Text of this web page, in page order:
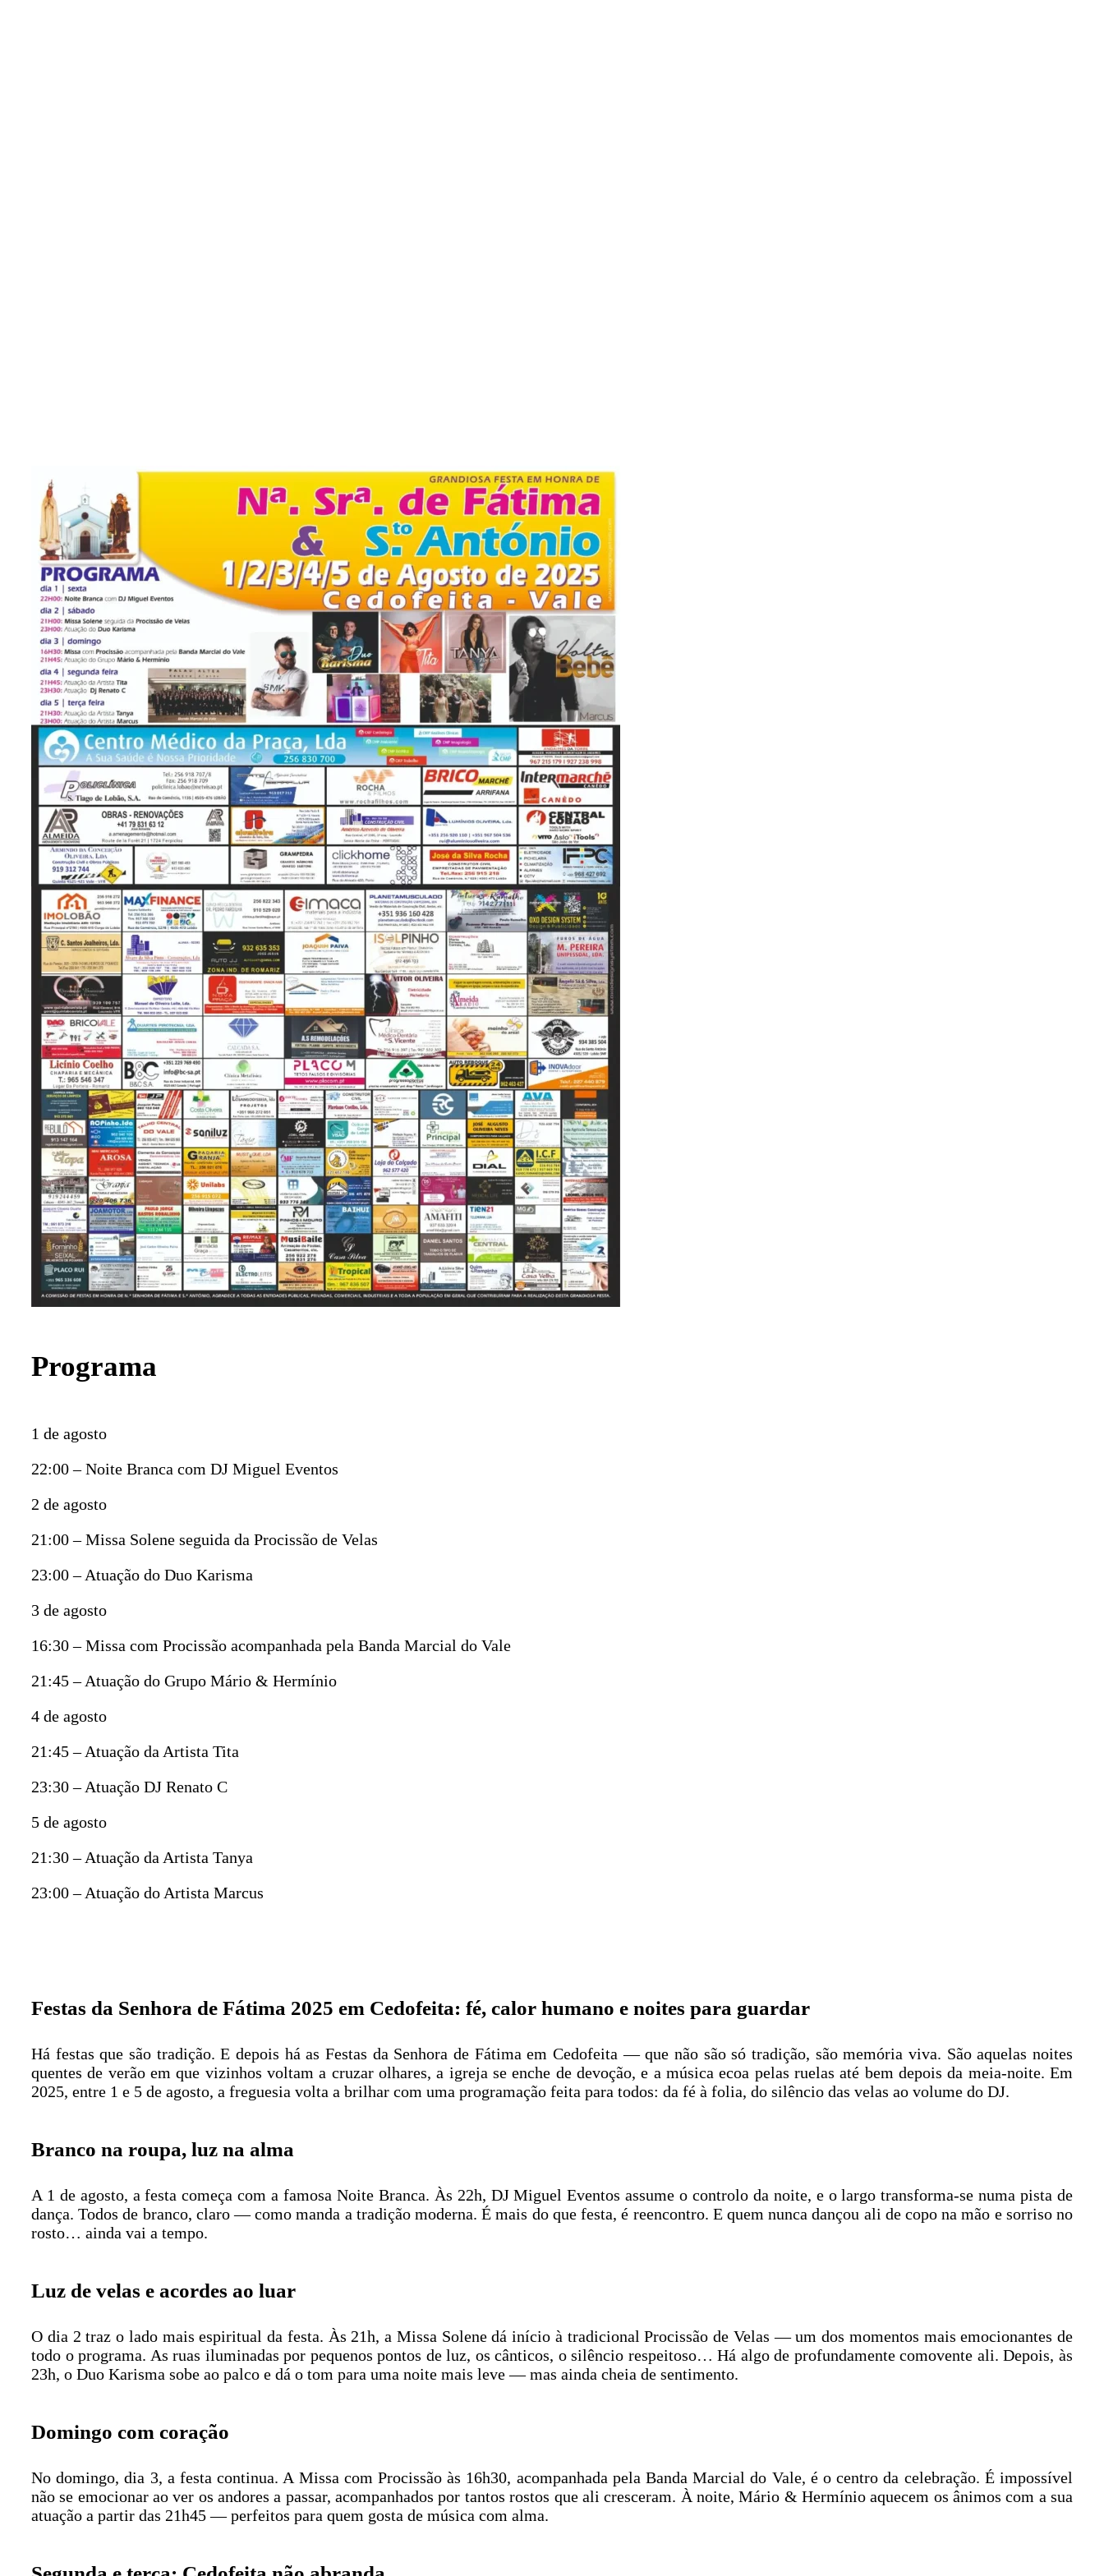
Programa
1 de agosto
22:00 – Noite Branca com DJ Miguel Eventos
2 de agosto
21:00 – Missa Solene seguida da Procissão de Velas
23:00 – Atuação do Duo Karisma
3 de agosto
16:30 – Missa com Procissão acompanhada pela Banda Marcial do Vale
21:45 – Atuação do Grupo Mário & Hermínio
4 de agosto
21:45 – Atuação da Artista Tita
23:30 – Atuação DJ Renato C
5 de agosto
21:30 – Atuação da Artista Tanya
23:00 – Atuação do Artista Marcus
Festas da Senhora de Fátima 2025 em Cedofeita: fé, calor humano e noites para guardar
Há festas que são tradição. E depois há as Festas da Senhora de Fátima em Cedofeita — que não são só tradição, são memória viva. São aquelas noites
quentes de verão em que vizinhos voltam a cruzar olhares, a igreja se enche de devoção, e a música ecoa pelas ruelas até bem depois da meia-noite. Em
2025, entre 1 e 5 de agosto, a freguesia volta a brilhar com uma programação feita para todos: da fé à folia, do silêncio das velas ao volume do DJ.
Branco na roupa, luz na alma
A 1 de agosto, a festa começa com a famosa Noite Branca. Às 22h, DJ Miguel Eventos assume o controlo da noite, e o largo transforma-se numa pista de
dança. Todos de branco, claro — como manda a tradição moderna. É mais do que festa, é reencontro. E quem nunca dançou ali de copo na mão e sorriso no
rosto… ainda vai a tempo.
Luz de velas e acordes ao luar
O dia 2 traz o lado mais espiritual da festa. Às 21h, a Missa Solene dá início à tradicional Procissão de Velas — um dos momentos mais emocionantes de
todo o programa. As ruas iluminadas por pequenos pontos de luz, os cânticos, o silêncio respeitoso… Há algo de profundamente comovente ali. Depois, às
23h, o Duo Karisma sobe ao palco e dá o tom para uma noite mais leve — mas ainda cheia de sentimento.
Domingo com coração
No domingo, dia 3, a festa continua. A Missa com Procissão às 16h30, acompanhada pela Banda Marcial do Vale, é o centro da celebração. É impossível
não se emocionar ao ver os andores a passar, acompanhados por tantos rostos que ali cresceram. À noite, Mário & Hermínio aquecem os ânimos com a sua
atuação a partir das 21h45 — perfeitos para quem gosta de música com alma.